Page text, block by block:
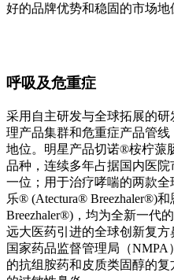
好的品牌优势和稳固的市场地
呼吸及危重症
采用自主研发与全球拓展的
理产品集群和危重症产品管
地位。明星产品切诺®桉柠蒎
品种，连续多年占据国内医
一位；用于治疗哮喘的两款
乐® (Atectura® Breezhaler®)
Breezhaler®)，均为全新一代
远大医药引进的全球创新复
国家药品监督管理局（
的抗组胺药和皮质类固醇的